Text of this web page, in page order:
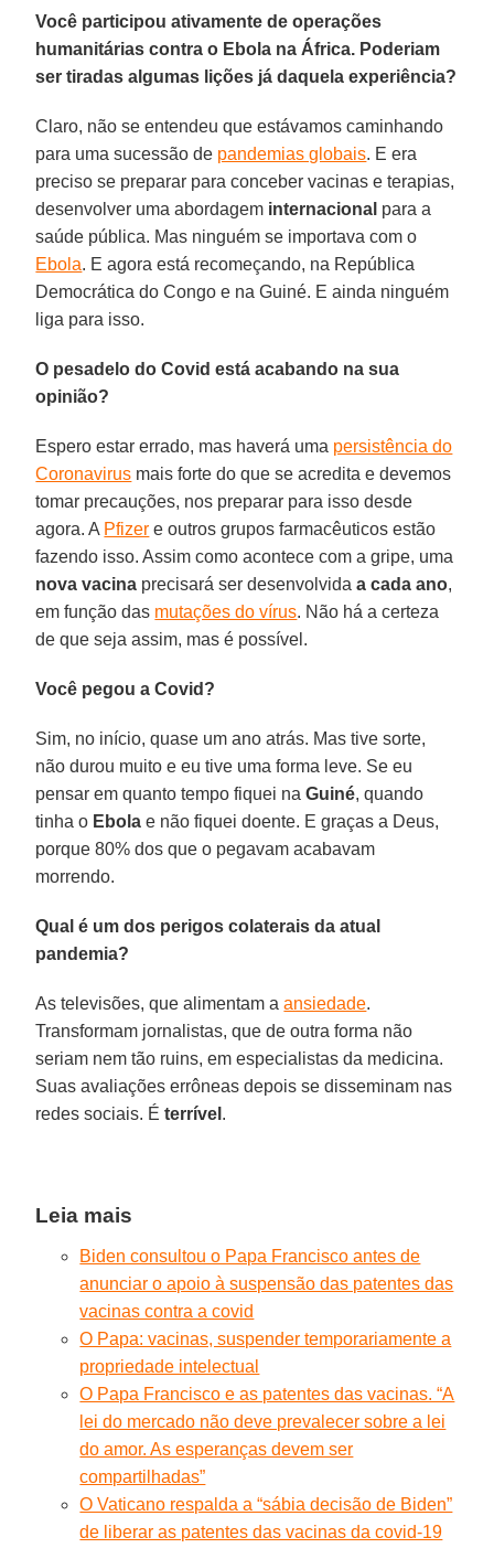
Você participou ativamente de operações
humanitárias contra o Ebola na África. Poderiam
ser tiradas algumas lições já daquela experiência?
Claro, não se entendeu que estávamos caminhando
para uma sucessão de pandemias globais. E era
preciso se preparar para conceber vacinas e terapias,
desenvolver uma abordagem internacional para a
saúde pública. Mas ninguém se importava com o
Ebola. E agora está recomeçando, na República
Democrática do Congo e na Guiné. E ainda ninguém
liga para isso.
O pesadelo do Covid está acabando na sua
opinião?
Espero estar errado, mas haverá uma persistência do
Coronavirus mais forte do que se acredita e devemos
tomar precauções, nos preparar para isso desde
agora. A Pfizer e outros grupos farmacêuticos estão
fazendo isso. Assim como acontece com a gripe, uma
nova vacina precisará ser desenvolvidaa cada ano,
em função das mutações do vírus. Não há a certeza
de que seja assim, mas é possível.
Você pegou a Covid?
Sim, no início, quase um ano atrás. Mas tive sorte,
não durou muito e eu tive uma forma leve. Se eu
pensar em quanto tempo fiquei naGuiné, quando
tinha o Ebola e não fiquei doente. E graças a Deus,
porque 80% dos que o pegavam acabavam
morrendo.
Qual é um dos perigos colaterais da atual
pandemia?
As televisões, que alimentam aansiedade.
Transformam jornalistas, que de outra forma não
seriam nem tão ruins, em especialistas da medicina.
Suas avaliações errôneas depois se disseminam nas
redes sociais. Éterrível .
Leia mais
Biden consultou o Papa Francisco antes de
anunciar o apoio à suspensão das patentes das
vacinas contra a covid
O Papa: vacinas, suspender temporariamente a
propriedade intelectual
O Papa Francisco e as patentes das vacinas. “A
lei do mercado não deve prevalecer sobre a lei
do amor. As esperanças devem ser
compartilhadas”
O Vaticano respalda a “sábia decisão de Biden”
de liberar as patentes das vacinas da covid-19